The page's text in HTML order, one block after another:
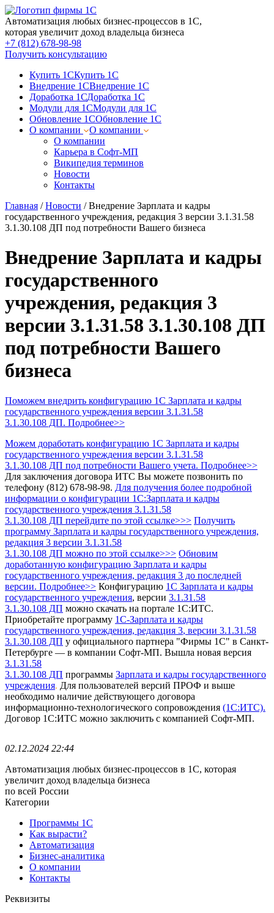
Автоматизация любых бизнес-процессов в 1С,
которая увеличит доход владельца бизнеса
+7 (812) 678-98-98
Получить консультацию
Купить 1СКупить 1С
Внедрение 1СВнедрение 1С
Доработка 1СДоработка 1С
Модули для 1СМодули для 1С
Обновление 1СОбновление 1С
О компании
О компании
О компании
Карьера в Софт-МП
Википедия терминов
Новости
Контакты
Главная /Новости /Внедрение Зарплата и кадры
государственного учреждения, редакция 3 версии 3.1.31.58
3.1.30.108 ДП под потребности Вашего бизнеса
Внедрение Зарплата и кадры
государственного
учреждения, редакция 3
версии 3.1.31.58 3.1.30.108 ДП
под потребности Вашего
бизнеса
Поможем внедрить конфигурацию 1С Зарплата и кадры
государственного учреждения версии 3.1.31.58
3.1.30.108 ДП. Подробнее>>
Можем доработать конфигурацию 1С Зарплата и кадры
государственного учреждения версии 3.1.31.58
3.1.30.108 ДП под потребности Вашего учета. Подробнее>>
Для заключения договора ИТС Вы можете позвонить по
телефону (812) 678-98-98. Для получения более подробной
информации о конфигурации 1С:Зарплата и кадры
государственного учреждения 3.1.31.58
3.1.30.108 ДП перейдите по этой ссылке>>> Получить
программу Зарплата и кадры государственного учреждения,
редакция 3 версии 3.1.31.58
3.1.30.108 ДП можно по этой ссылке>>> Обновим
доработанную конфигурацию Зарплата и кадры
государственного учреждения, редакция 3 до последней
версии. Подробнее>> Конфигурацию 1С Зарплата и кадры
государственного учреждения, версии 3.1.31.58
3.1.30.108 ДП можно скачать на портале 1С:ИТС.
Приобретайте программу 1С-Зарплата и кадры
государственного учреждения, редакция 3, версии 3.1.31.58
3.1.30.108 ДП у официального партнера "Фирмы 1С" в Санкт-
Петербурге — в компании Софт-МП. Вышла новая версия
3.1.31.58
3.1.30.108 ДП программы Зарплата и кадры государственного
учреждения. Для пользователей версий ПРОФ и выше
необходимо наличие действующего договора
информационно-технологического сопровождения (1С:ИТС).
Договор 1С:ИТС можно заключить с компанией Софт-МП.
02.12.2024 22:44
Автоматизация любых бизнес-процессов в 1С, которая
увеличит доход владельца бизнеса
по всей России
Категории
Программы 1С
Как вырасти?
Автоматизация
Бизнес-аналитика
О компании
Контакты
Реквизиты